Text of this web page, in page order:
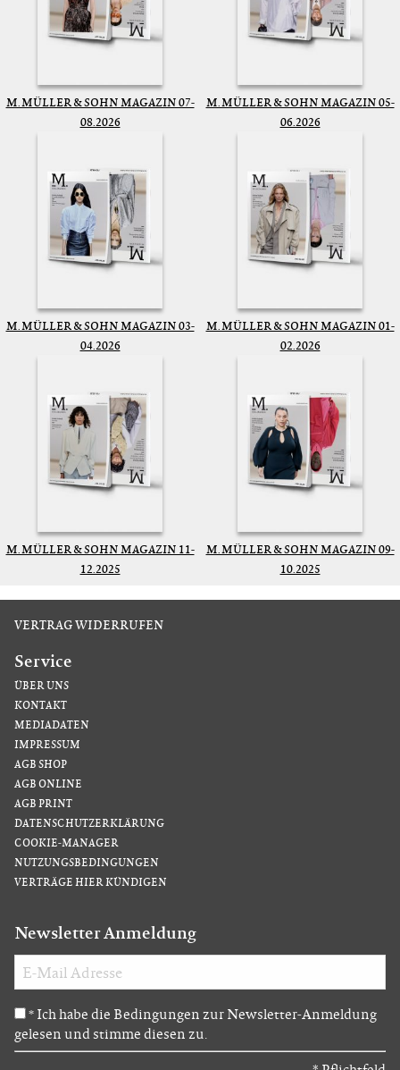
M. MÜLLER & SOHN MAGAZIN 07-
08.2026
M. MÜLLER & SOHN MAGAZIN 05-
06.2026
M. MÜLLER & SOHN MAGAZIN 03-
04.2026
M. MÜLLER & SOHN MAGAZIN 01-
02.2026
M. MÜLLER & SOHN MAGAZIN 11-
12.2025
M. MÜLLER & SOHN MAGAZIN 09-
10.2025
VERTRAG WIDERRUFEN
Service
ÜBER UNS
KONTAKT
MEDIADATEN
IMPRESSUM
AGB SHOP
AGB ONLINE
AGB PRINT
DATENSCHUTZERKLÄRUNG
COOKIE-MANAGER
NUTZUNGSBEDINGUNGEN
VERTRÄGE HIER KÜNDIGEN
Newsletter Anmeldung
* Ich habe die Bedingungen zur Newsletter-Anmeldung
gelesen und stimme diesen zu.